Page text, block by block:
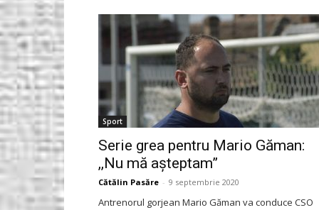
Gorjeanul.ro
Sport
Serie grea pentru Mario Găman:
,,Nu mă așteptam”
Cătălin Pasăre - 9 septembrie 2020
Antrenorul gorjean Mario Găman va conduce CSO